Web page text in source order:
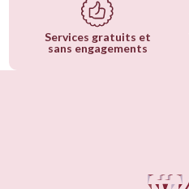
Services gratuits et
sans engagements